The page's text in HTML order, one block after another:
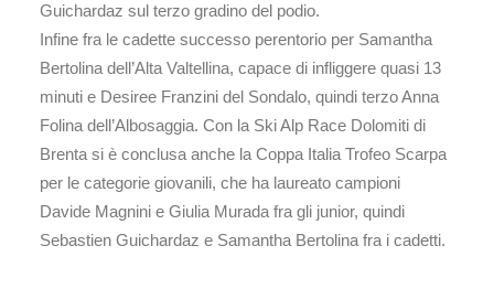
Guichardaz sul terzo gradino del podio.
Infine fra le cadette successo perentorio per Samantha
Bertolina dell’Alta Valtellina, capace di infliggere quasi 13
minuti e Desiree Franzini del Sondalo, quindi terzo Anna
Folina dell’Albosaggia. Con la Ski Alp Race Dolomiti di
Brenta si è conclusa anche la Coppa Italia Trofeo Scarpa
per le categorie giovanili, che ha laureato campioni
Davide Magnini e Giulia Murada fra gli junior, quindi
Sebastien Guichardaz e Samantha Bertolina fra i cadetti.